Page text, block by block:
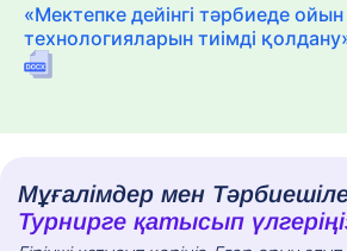
«Мектепке дейінгі тәрбиеде ойын
технологияларын тиімді
Мұғалімдер мен
Турнирге қатысып